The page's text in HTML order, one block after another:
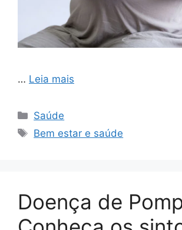
… Leia mais
Categorias
Saúde
Tags
Bem estar e saúde
Doença de